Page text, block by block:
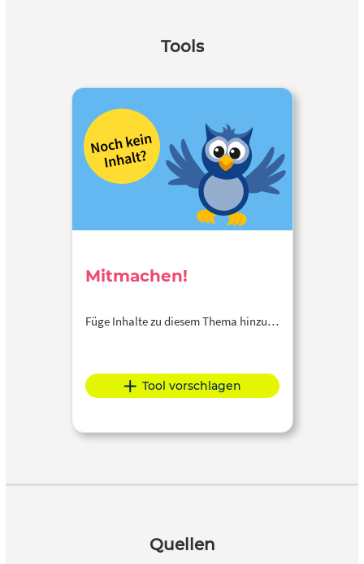
Tools
Mitmachen!
Füge Inhalte zu diesem Thema hinzu…
Tool vorschlagen
Quellen